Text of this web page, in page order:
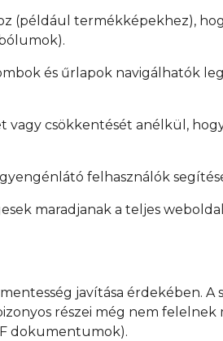
(például termékképekhez),
és űrlapok navigálhatók
vagy csökkentését anélkül,
felhasználók
maradjanak a teljes
javítása érdekében. A
részei még nem felelnek
dokumentumok).